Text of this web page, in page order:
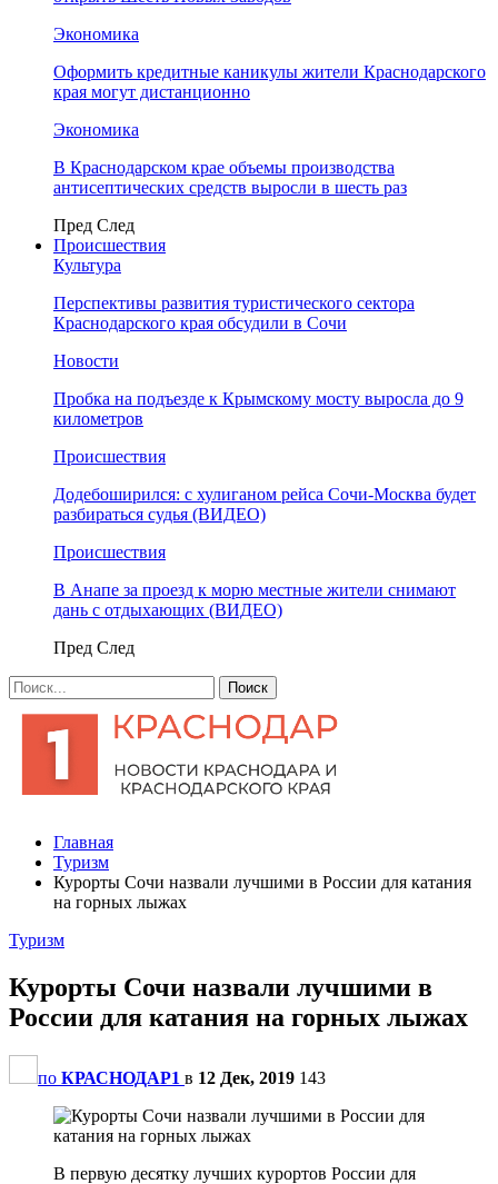
Экономика
Оформить кредитные каникулы жители Краснодарского
края могут дистанционно
Экономика
В Краснодарском крае объемы производства
антисептических средств выросли в шесть раз
Пред След
Происшествия
Культура
Перспективы развития туристического сектора
Краснодарского края обсудили в Сочи
Новости
Пробка на подъезде к Крымскому мосту выросла до 9
километров
Происшествия
Додебоширился: с хулиганом рейса Сочи-Москва будет
разбираться судья (ВИДЕО)
Происшествия
В Анапе за проезд к морю местные жители снимают
дань с отдыхающих (ВИДЕО)
Пред След
Главная
Туризм
Курорты Сочи назвали лучшими в России для катания
на горных лыжах
Туризм
Курорты Сочи назвали лучшими в
России для катания на горных лыжах
по КРАСНОДАР1 в 12 Дек, 2019 143
В первую десятку лучших курортов России для